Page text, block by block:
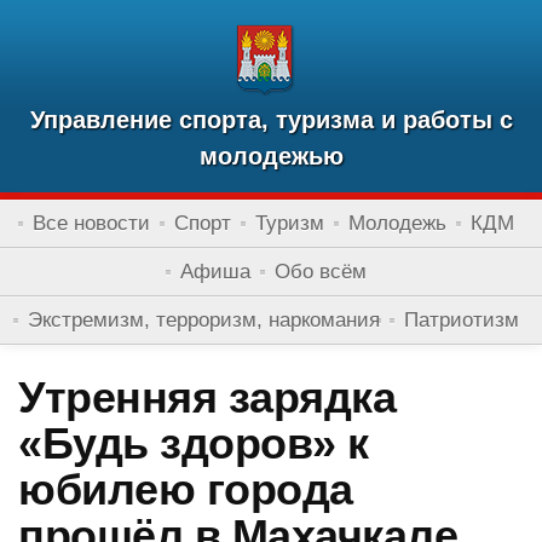
Управление спорта, туризма и работы с
молодежью
Все новости Спорт Туризм Молодежь КДМ
Афиша Обо всём
Экстремизм, терроризм, наркомания Патриотизм
Утренняя зарядка
«Будь здоров» к
юбилею города